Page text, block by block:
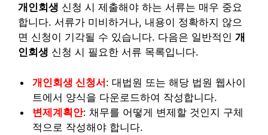
개인회생 신청 시 제출해야 하는 서류는 매우 중요
합니다. 서류가 미비하거나, 내용이 정확하지 않으
면 신청이 기각될 수 있습니다. 다음은 일반적인 개
인회생 신청 시 필요한 서류 목록입니다.
개인회생 신청서: 대법원 또는 해당 법원 웹사이
트에서 양식을 다운로드하여 작성합니다.
변제계획안: 채무를 어떻게 변제할 것인지 구체
적으로 작성해야 합니다.